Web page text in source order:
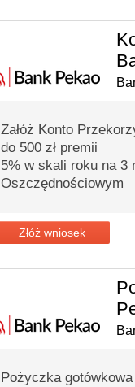
Załóż Konto
do 500 zł premii
5% w skali roku na 3
Oszczędnościowym
Złóż wniosek
Pożyczka